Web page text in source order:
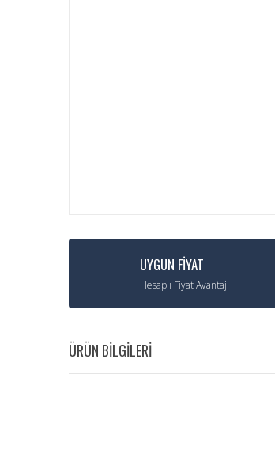
UYGUN FİYAT
Hesaplı Fiyat Avantajı
ÜRÜN BİLGİLERİ